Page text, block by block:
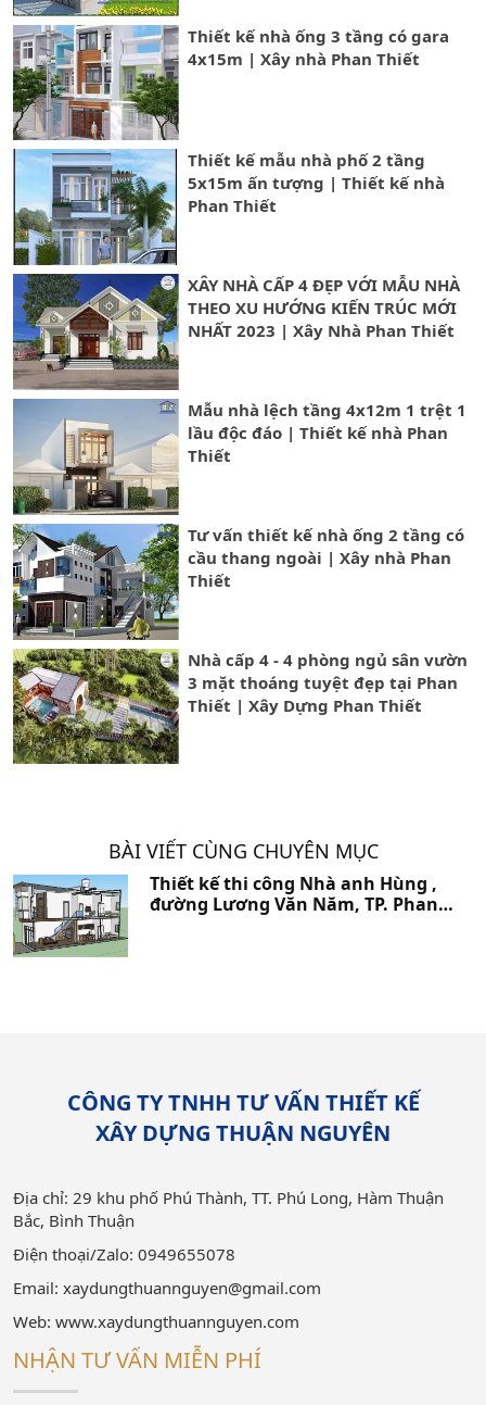
Thiết kế nhà ống 3 tầng có gara
4x15m | Xây nhà Phan Thiết
Thiết kế mẫu nhà phố 2 tầng
5x15m ấn tượng | Thiết kế nhà
Phan Thiết
XÂY NHÀ CẤP 4 ĐẸP VỚI MẪU NHÀ
THEO XU HƯỚNG KIẾN TRÚC MỚI
NHẤT 2023 | Xây Nhà Phan Thiết
Mẫu nhà lệch tầng 4x12m 1 trệt 1
lầu độc đáo | Thiết kế nhà Phan
Thiết
Tư vấn thiết kế nhà ống 2 tầng có
cầu thang ngoài | Xây nhà Phan
Thiết
Nhà cấp 4 - 4 phòng ngủ sân vườn
3 mặt thoáng tuyệt đẹp tại Phan
Thiết | Xây Dựng Phan Thiết
BÀI VIẾT CÙNG CHUYÊN MỤC
Thiết kế thi công Nhà anh Hùng ,
đường Lương Văn Năm, TP. Phan
CÔNG TY TNHH TƯ VẤN THIẾT KẾ
XÂY DỰNG THUẬN NGUYÊN
Địa chỉ: 29 khu phố Phú Thành, TT. Phú Long, Hàm Thuận
Bắc, Bình Thuận
Điện thoại/Zalo: 0949655078
Email: xaydungthuannguyen@gmail.com
Web: www.xaydungthuannguyen.com
NHẬN TƯ VẤN MIỄN PHÍ